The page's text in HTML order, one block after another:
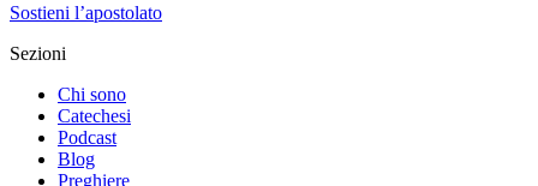
Sostieni l’apostolato
Sezioni
Chi sono
Catechesi
Podcast
Blog
Preghiere